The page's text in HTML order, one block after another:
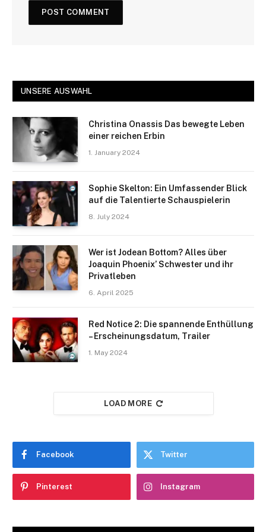
UNSERE AUSWAHL
Christina Onassis Das bewegte Leben
einer reichen Erbin
1. January 2024
Sophie Skelton: Ein Umfassender Blick
auf die Talentierte Schauspielerin
8. July 2024
Wer ist Jodean Bottom? Alles über
Joaquin Phoenix’ Schwester und ihr
Privatleben
6. April 2025
Red Notice 2: Die spannende Enthüllung
– Erscheinungsdatum, Trailer
1. May 2024
LOAD MORE
Facebook Twitter
Pinterest Instagram